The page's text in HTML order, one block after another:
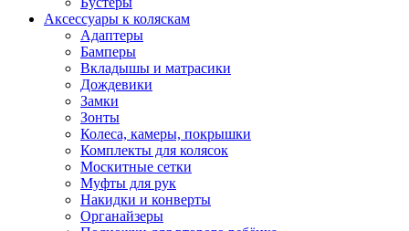
Аксессуары к коляскам
Адаптеры
Бамперы
Вкладышы и матрасики
Дождевики
Замки
Зонты
Колеса, камеры, покрышки
Комплекты для колясок
Москитные сетки
Муфты для рук
Накидки и конверты
Органайзеры